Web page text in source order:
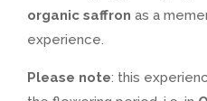
organic saffron as a
experience.
Please note: this